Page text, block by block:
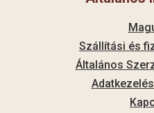
Szállítási és
Általános